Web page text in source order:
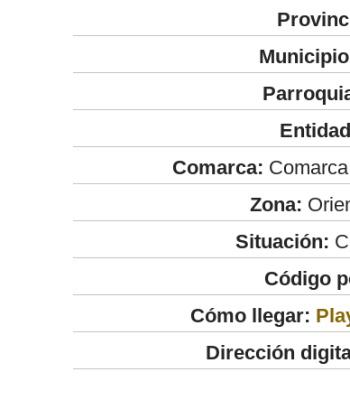
Comarca:
Zona:
Situación:
Código
Cómo llegar:
Dirección